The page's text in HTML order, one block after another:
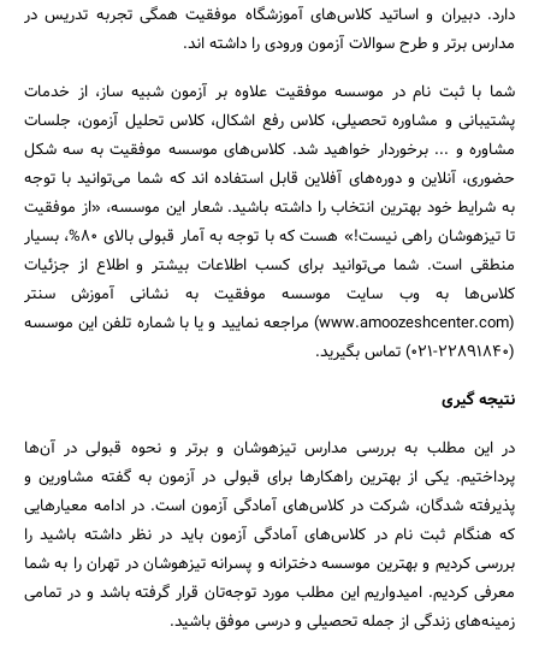
دارد. دبیران و اساتید کلاس‌های آموزشگاه موفقیت همگی تجربه تدریس در
مدارس برتر و طرح سوالات آزمون ورودی را داشته اند.
شما با ثبت نام در موسسه موفقیت علاوه بر آزمون شبیه ساز، از خدمات
پشتیبانی و مشاوره تحصیلی، کلاس رفع اشکال، کلاس تحلیل آزمون، جلسات
مشاوره و ... برخوردار خواهید شد. کلاس‌های موسسه موفقیت به سه شکل
حضوری، آنلاین و دوره‌های آفلاین قابل استفاده اند که شما می‌توانید با توجه
به شرایط خود بهترین انتخاب را داشته باشید. شعار این موسسه، «از موفقیت
تا تیزهوشان راهی نیست!» هست که با توجه به آمار قبولی بالای 80%، بسیار
منطقی است. شما می‌توانید برای کسب اطلاعات بیشتر و اطلاع از جزئیات
کلاس‌ها به وب سایت موسسه موفقیت به نشانی آموزش سنتر
(www.amoozeshcenter.com) مراجعه نمایید و یا با شماره تلفن این موسسه
(22891840-021) تماس بگیرید.
نتیجه گیری
در این مطلب به بررسی مدارس تیزهوشان و برتر و نحوه قبولی در آن‌ها
پرداختیم. یکی از بهترین راهکارها برای قبولی در آزمون به گفته مشاورین و
پذیرفته شدگان، شرکت در کلاس‌های آمادگی آزمون است. در ادامه معیارهایی
که هنگام ثبت نام در کلاس‌های آمادگی آزمون باید در نظر داشته باشید را
بررسی کردیم و بهترین موسسه دخترانه و پسرانه تیزهوشان در تهران را به شما
معرفی کردیم. امیدواریم این مطلب مورد توجه‌تان قرار گرفته باشد و در تمامی
زمینه‌های زندگی از جمله تحصیلی و درسی موفق باشید.